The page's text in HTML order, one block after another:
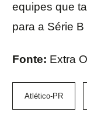
equipes que
para a Série
Fonte: Extra
Atlético-PR